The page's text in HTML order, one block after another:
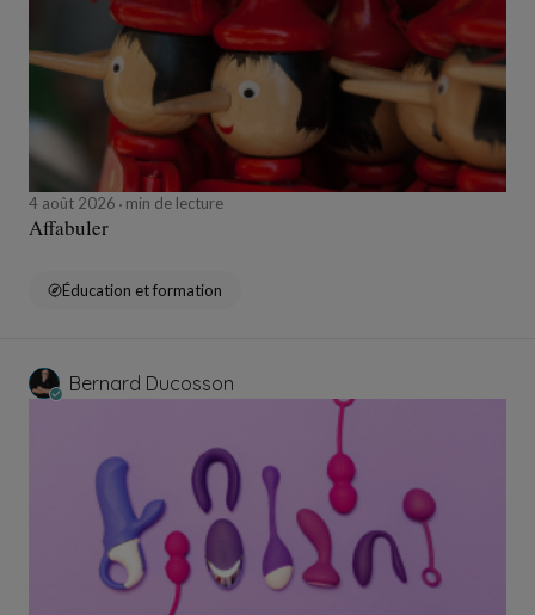
4 août 2026 min de lecture
Affabuler
Éducation et formation
Bernard Ducosson